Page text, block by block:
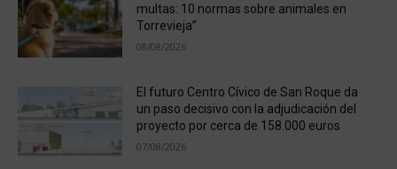
multas: 10 normas sobre animales en
Torrevieja”
08/08/2026
El futuro Centro Cívico de San Roque da
un paso decisivo con la adjudicación del
proyecto por cerca de 158.000 euros
07/08/2026